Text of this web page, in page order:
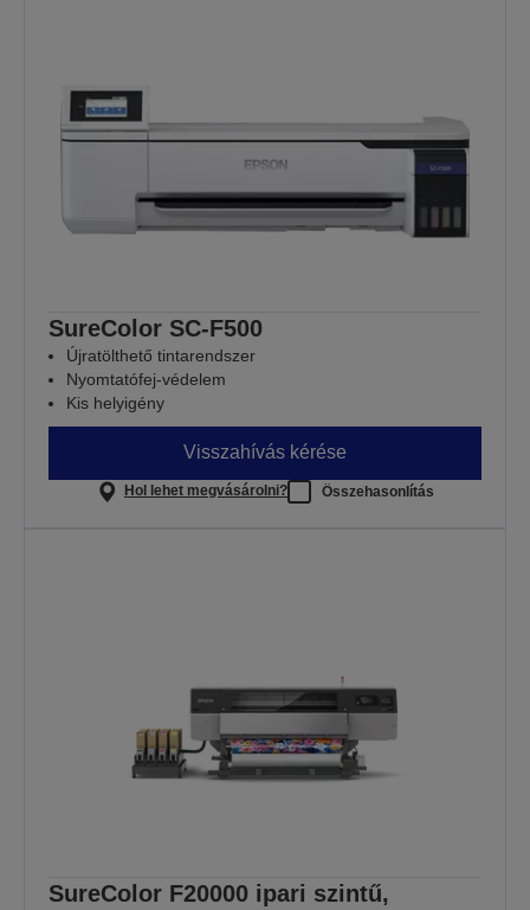
SureColor SC-F500
Újratölthető tintarendszer
Nyomtatófej-védelem
Kis helyigény
Visszahívás kérése
Hol lehet megvásárolni? Összehasonlítás
SureColor F20000 ipari szintű,